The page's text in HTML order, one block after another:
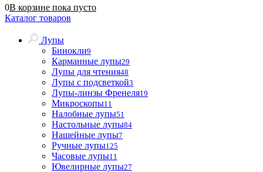
0В корзине пока пусто
Каталог товаров
Лупы
Бинокли9
Карманные лупы29
Лупы для чтения48
Лупы с подсветкой3
Лупы-линзы Френеля19
Микроскопы11
Налобные лупы51
Настольные лупы84
Нашейные лупы7
Ручные лупы125
Часовые лупы11
Ювелирные лупы27